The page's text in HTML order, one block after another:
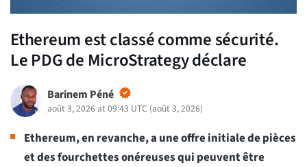
Ethereum est classé comme sécurité.
Le PDG de MicroStrategy déclare
Barinem Péné
août 3, 2026 at 09:43 UTC (août 3, 2026)
Ethereum, en revanche, a une offre initiale de pièces
et des fourchettes onéreuses qui peuvent être